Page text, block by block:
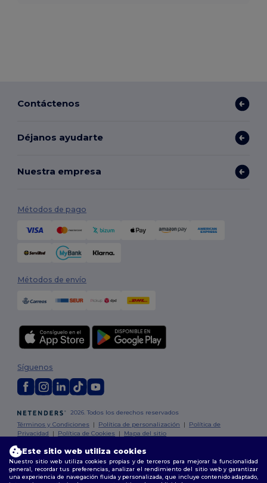
Contáctenos
Déjanos ayudarte
Nuestra empresa
Métodos de pago
Métodos de envío
2026. Todos los derechos reservados
Términos y Condiciones | Política de personalización | Política de
Privacidad | Política de Cookies | Mapa del sitio
Síguenos
Madrid| Barcelona | Valencia|Seville |Zaragoza|Málaga |Murcia |
Palma| Bilbao | Alicante
Este sitio web utiliza cookies
Nuestro sitio web utiliza cookies propias y de terceros para mejorar la funcionalidad
general, recordar tus preferencias, analizar el rendimiento del sitio web y garantizar
una experiencia de navegación fluida y personalizada, que incluye contenido adaptado,